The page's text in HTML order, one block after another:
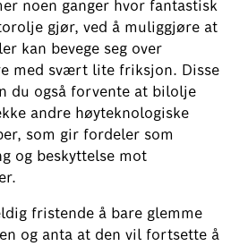
noen ganger hvor fantastisk
gjør, ved å muliggjøre at
kan bevege seg over
med svært lite friksjon. Disse
du også forvente at bilolje
andre høyteknologiske
som gir fordeler som
og beskyttelse mot
fristende å bare glemme
og anta at den vil fortsette å